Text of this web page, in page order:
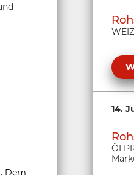
Dem
14.